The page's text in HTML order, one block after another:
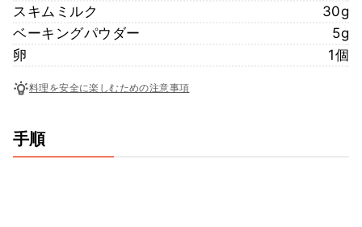
スキムミルク
30g
ベーキングパウダー
5g
卵
1個
料理を安全に楽しむための注意事項
手順